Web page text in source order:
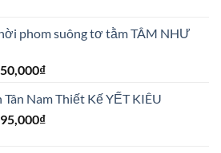
là:
phom suông tơ tằm TÂM NHƯ
₫Giá
tại
là:
Tân Nam Thiết Kế YẾT KIÊU
₫Giá